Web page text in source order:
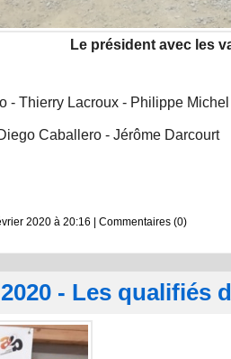
Le président avec les
- Thierry Lacroux - Philippe Michel
Caballero - Jérôme Darcourt
2020 à 20:16 | Commentaires (0)
- Les qualifiés